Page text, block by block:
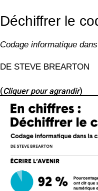
Déchiffrer le
Codage informatique
DE STEVE BREARTON
(Cliquer pour agrandir)